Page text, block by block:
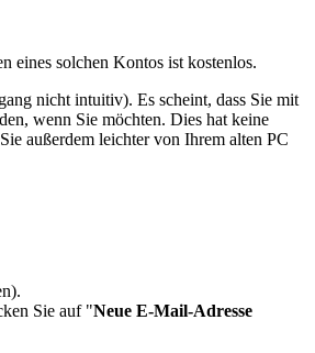
eines solchen Kontos ist kostenlos.
nicht intuitiv). Es scheint, dass Sie mit
wenn Sie möchten. Dies hat keine
außerdem leichter von Ihrem alten PC
Sie auf "Neue E-Mail-Adresse